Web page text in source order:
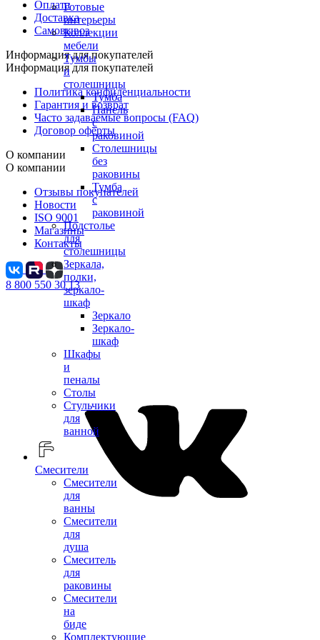
Готовые
интерьеры
Коллекции
мебели
Тумбы
и
столешницы
Тумба
Панель
с
раковиной
Столешницы
без
раковины
Тумба
с
раковиной
Подстолье
для
столешницы
Зеркала,
полки,
зеркало-
шкаф
Зеркало
Зеркало-
шкаф
Шкафы
и
пеналы
Столы
Стульчики
для
ванной
Смесители
Смесители
для
ванны
Смесители
для
душа
Смеситель
для
раковины
Смесители
на
биде
Комплектующие
Оплата
Доставка
Самовывоз
Информация для покупателей
Информация для покупателей
Политика конфиденциальности
Гарантия и возврат
Часто задаваемые вопросы (FAQ)
Договор оферты
О компании
О компании
Отзывы покупателей
Новости
ISO 9001
Магазины
Контакты
8 800 550 30 13